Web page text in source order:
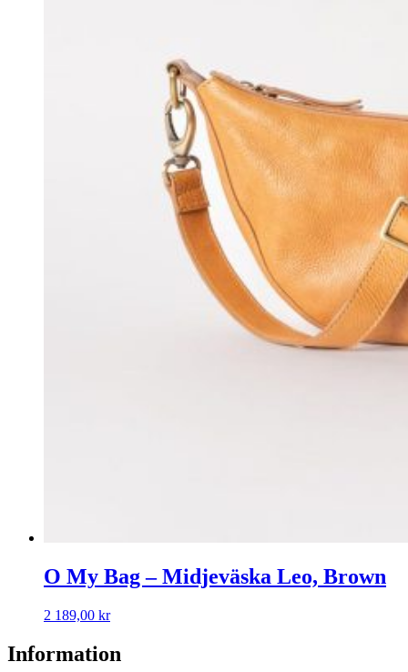
O My Bag – Midjeväska Leo, Brown
2 189,00 kr
Information